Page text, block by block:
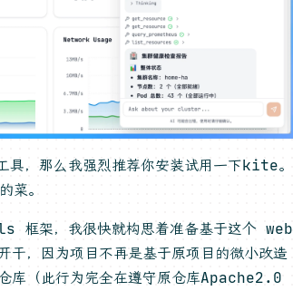
具，那么我强烈推荐你安装试用一下kite。
菜。
框架，我很快就构思着准备基于这个 web
干，因为项目不再是基于原项目的微小改造
库（此行为完全在遵守原仓库Apache2.0